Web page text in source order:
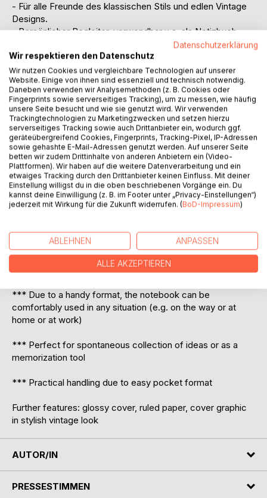
- Für alle Freunde des klassischen Stils und edlen Vintage
Designs.
- Persönlicher Begleiter, verwendbar u.a. als Notizbuch,
Notizheft, Einschreibbuch, Tagebuch oder Anti-Stress
Kritzelbuch.
- Perfekter Ort zum Festhalten von Geistesblitzen, Action
Items, Erlebnissen, Projekten, Plänen, kreativen Ideen,
Gedanken, ToDo-Listen, Kritzelleien u.v.m., einfach für
alles was man nicht vergessen will und darf!
- Im praktischen Pocketformat, liniert und mit glänzendem
Cover.
- Super Geschenkidee!
- Mit einem außergewöhlichen stylischen Cover.
Notebook for all friends of classy and noble vintage design
for yourself.
*** Notebook for fast and simple saving of instructions,
prescriptions or for all things you do not want to forget
*** Due to a handy format, the notebook can be
comfortably used in any situation (e.g. on the way or at
home or at work)
*** Perfect for spontaneous collection of ideas or as a
memorization tool
*** Practical handling due to easy pocket format
Further features: glossy cover, ruled paper, cover graphic
in stylish vintage look
AUTOR/IN
PRESSESTIMMEN
Datenschutzerklärung
Wir respektieren den Datenschutz
Wir nutzen Cookies und vergleichbare Technologien auf unserer
Website. Einige von ihnen sind essenziell und technisch notwendig.
Daneben verwenden wir Analysemethoden (z. B. Cookies oder
Fingerprints sowie serverseitiges Tracking), um zu messen, wie häufig
unsere Seite besucht und wie sie genutzt wird. Wir verwenden
Trackingtechnologien zu Marketingzwecken und setzen hierzu
serverseitiges Tracking sowie auch Drittanbieter ein, wodurch ggf.
geräteübergreifend Cookies, Fingerprints, Tracking-Pixel, IP-Adressen
sowie gehashte E-Mail-Adressen genutzt werden. Auf unserer Seite
betten wir zudem Drittinhalte von anderen Anbietern ein (Video-
Plattformen). Wir haben auf die weitere Datenverarbeitung und ein
etwaiges Tracking durch den Drittanbieter keinen Einfluss. Mit deiner
Einstellung willigst du in die oben beschriebenen Vorgänge ein. Du
kannst deine Einwilligung (z. B. im Footer unter „Privacy-Einstellungen“)
jederzeit mit Wirkung für die Zukunft widerrufen. (BoD-Impressum)
ABLEHNEN ANPASSEN
ALLE AKZEPTIEREN